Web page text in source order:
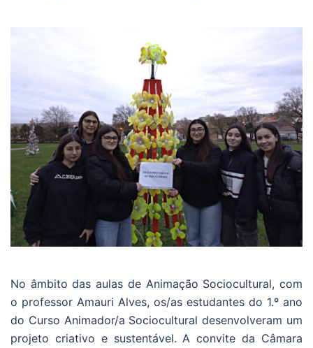
No âmbito das aulas de Animação Sociocultural, com
o professor Amauri Alves, os/as estudantes do 1.º ano
do Curso Animador/a Sociocultural desenvolveram um
projeto criativo e sustentável. A convite da Câmara